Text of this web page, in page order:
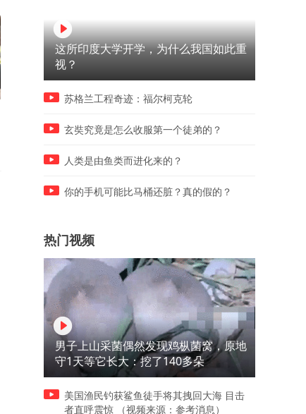
子儿媳都没来病友女儿递来一
车我没闹转身取消月子中心
这所印度大学开学，为什么我国如此重
视？
苏格兰工程奇迹：福尔柯克轮
玄奘究竟是怎么收服第一个徒弟的？
人类是由鱼类而进化来的？
你的手机可能比马桶还脏？真的假的？
热门视频
男子上山采菌偶然发现鸡枞菌窝，原地
守1天等它长大：挖了140多朵
美国渔民钓获鲨鱼徒手将其拽回大海 目击
者直呼震惊 （视频来源：参考消息）